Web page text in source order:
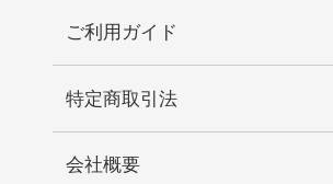
ご利用ガイド
特定商取引法
会社概要